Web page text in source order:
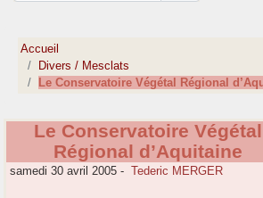
Accueil
Divers / Mesclats
Le Conservatoire Végétal Régional
Le Conservatoire Végétal
Régional d’Aquitaine
samedi 30 avril 2005 - Tederic MERGER